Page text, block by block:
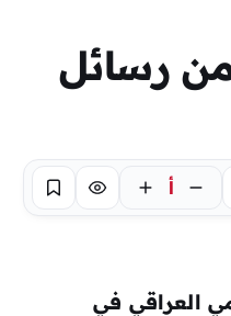
رسائل
أ تركيز حفظ
العراقي في